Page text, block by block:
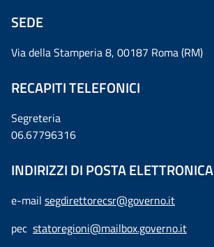
SEDE
Via della Stamperia 8, 00187 Roma (RM)
RECAPITI TELEFONICI
Segreteria
06.67796316
INDIRIZZI DI POSTA ELETTRONICA
e-mail segdirettorecsr@governo.it
pec statoregioni@mailbox.governo.it